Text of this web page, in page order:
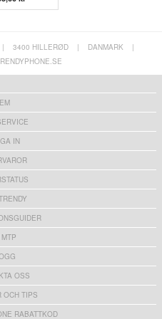
| 3400 HILLERØD | DANMARK
|
IN
OSS
OCH TIPS
RABATTKOD